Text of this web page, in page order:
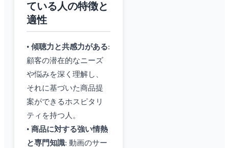
ている人の特徴と
適性
• 傾聴力と共感力がある:
顧客の潜在的なニーズ
や悩みを深く理解し、
それに基づいた商品提
案ができるホスピタリ
ティを持つ人。
• 商品に対する強い情熱
と専門知識: 動画のサー